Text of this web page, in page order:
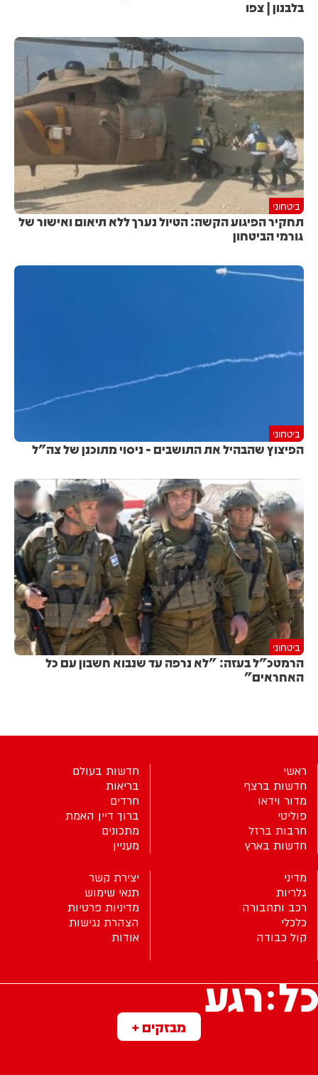
בלבנון | צפו
ביטחוני
תחקיר הפיגוע הקשה: הטיול נערך ללא תיאום ואישור של
גורמי הביטחון
ביטחוני
הפיצוץ שהבהיל את התושבים - ניסוי מתוכנן של צה"ל
ביטחוני
הרמטכ"ל בעזה: "לא נרפה עד שנבוא חשבון עם כל
האחראים"
מבזקים +
ראשי
חדשות ברצף
מדור וידאו
פוליטי
חרבות ברזל
חדשות בארץ
חדשות בעולם
בריאות
חרדים
ברוך דיין האמת
מתכונים
מעניין
מדיני
גלריות
רכב ותחבורה
כלכלי
קול כבודה
יצירת קשר
תנאי שימוש
מדיניות פרטיות
הצהרת נגישות
אודות